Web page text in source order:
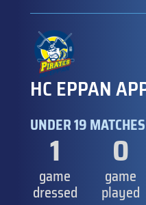
HC EPPAN
UNDER 19
1
game
dressed
0
game
played